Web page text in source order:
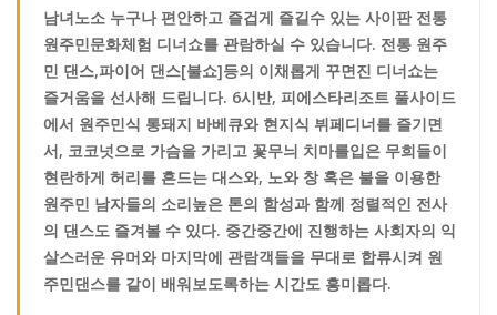
남녀노소 누구나 편안하고 즐겁게 즐길수 있는 사이판 전통
원주민문화체험 디너쇼를 관람하실 수 있습니다. 전통 원주
민 댄스,파이어 댄스[불쇼]등의 이채롭게 꾸면진 디너쇼는
즐거움을 선사해 드립니다. 6시반, 피에스타리조트 풀사이드
에서 원주민식 통돼지 바베큐와 현지식 뷔페디너를 즐기면
서, 코코넛으로 가슴을 가리고 꽃무늬 치마를입은 무희들이
현란하게 허리를 흔드는 대스와, 노와 창 혹은 불을 이용한
원주민 남자들의 소리높은 톤의 함성과 함께 정렬적인 전사
의 댄스도 즐겨볼 수 있다. 중간중간에 진행하는 사회자의 익
살스러운 유머와 마지막에 관람객들을 무대로 합류시켜 원
주민댄스를 같이 배워보도록하는 시간도 흥미롭다.